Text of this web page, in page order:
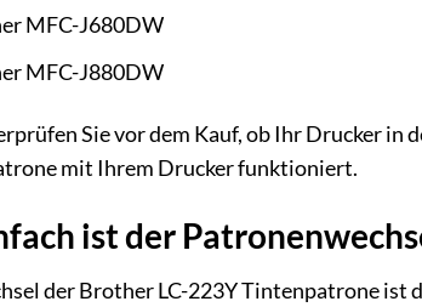
MFC-J680DW
MFC-J880DW
Sie vor dem Kauf, ob Ihr Drucker in
mit Ihrem Drucker funktioniert.
ist der
der Brother LC-223Y Tintenpatrone ist